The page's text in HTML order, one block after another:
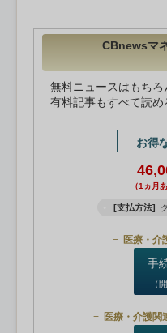
CBnewsマ
無料ニュースはもち
有料記事もすべて読め
お得
（1ヵ月
[支払方法]
医療・介
手
（
医療・介護関